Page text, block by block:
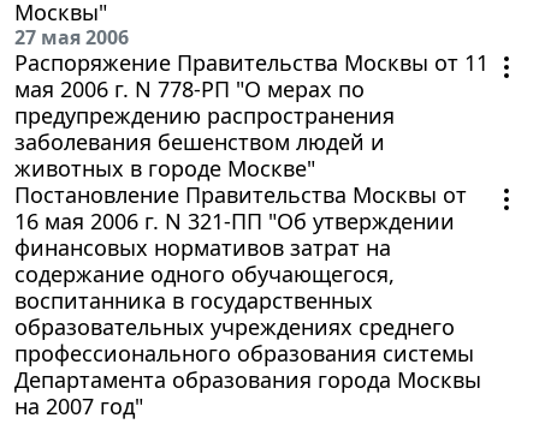
Москвы"
27 мая 2006
Распоряжение Правительства Москвы от 11
мая 2006 г. N 778-РП "О мерах по
предупреждению распространения
заболевания бешенством людей и
животных в городе Москве"
Постановление Правительства Москвы от
16 мая 2006 г. N 321-ПП "Об утверждении
финансовых нормативов затрат на
содержание одного обучающегося,
воспитанника в государственных
образовательных учреждениях среднего
профессионального образования системы
Департамента образования города Москвы
на 2007 год"